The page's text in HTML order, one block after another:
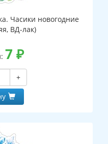
Часики новогодние
ВД-лак)
7 ₽
+